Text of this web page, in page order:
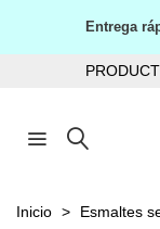
Inicio > Esmaltes